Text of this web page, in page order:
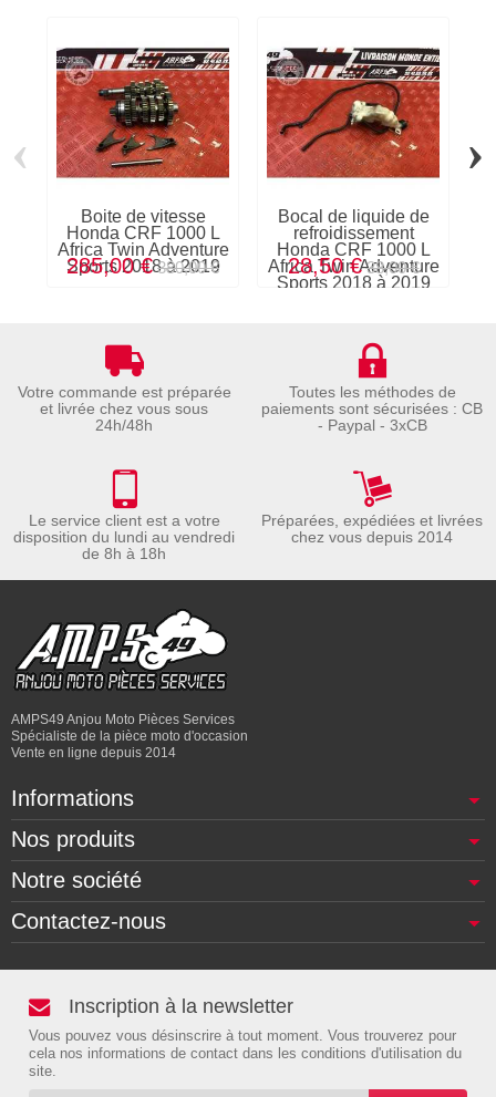
Boite de vitesse
Honda CRF 1000 L
Africa Twin Adventure
Sports 2018 à 2019
285,00 € 380,00 €
Bocal de liquide de
refroidissement
Honda CRF 1000 L
Africa Twin Adventure
Sports 2018 à 2019
28,50 € 38,00 €
‹ ›
Votre commande est préparée
et livrée chez vous sous
24h/48h
Toutes les méthodes de
paiements sont sécurisées : CB
- Paypal - 3xCB
Le service client est a votre
disposition du lundi au vendredi
de 8h à 18h
Préparées, expédiées et livrées
chez vous depuis 2014
AMPS49 Anjou Moto Pièces Services
Spécialiste de la pièce moto d'occasion
Vente en ligne depuis 2014
Informations
Nos produits
Notre société
Contactez-nous
Inscription à la newsletter
Vous pouvez vous désinscrire à tout moment. Vous trouverez pour
cela nos informations de contact dans les conditions d'utilisation du
site.